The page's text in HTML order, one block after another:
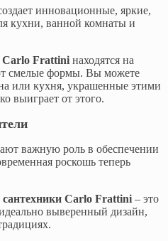
инновационные, яркие,
кухни, ванной комнаты и
Carlo Frattini находятся на
смелые формы. Вы можете
или кухня, украшенные этими
выиграет от этого.
важную роль в обеспечении
роскошь теперь
сантехники Carlo Frattini – это
выверенный дизайн,